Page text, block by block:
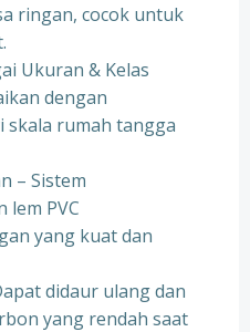
ringan, cocok untuk
Ukuran & Kelas
dengan
skala rumah tangga
– Sistem
lem PVC
yang kuat dan
didaur ulang dan
yang rendah saat